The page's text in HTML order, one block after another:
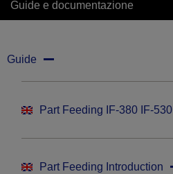
Guide e documentazione
Guide
Part Feeding IF-380 IF-530
Part Feeding Introduction